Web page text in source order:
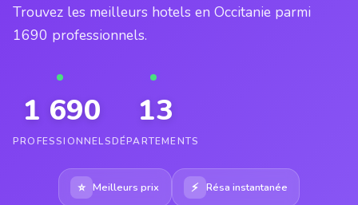
Trouvez les meilleurs hotels en Occitanie parmi
1690 professionnels.
1 690
PROFESSIONNELS
13
DÉPARTEMENTS
⭐ Meilleurs prix ⚡ Résa instantanée